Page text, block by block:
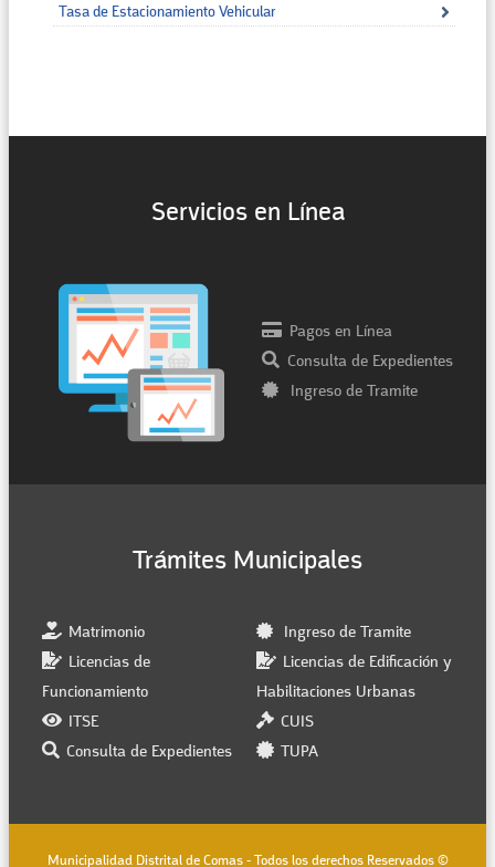
Tasa de Estacionamiento Vehicular
Servicios en Línea
Pagos en Línea
Consulta de Expedientes
Ingreso de Tramite
Trámites Municipales
Matrimonio
Licencias de
Funcionamiento
ITSE
Consulta de Expedientes
Ingreso de Tramite
Licencias de Edificación y
Habilitaciones Urbanas
CUIS
TUPA
Municipalidad Distrital de Comas - Todos los derechos Reservados ©